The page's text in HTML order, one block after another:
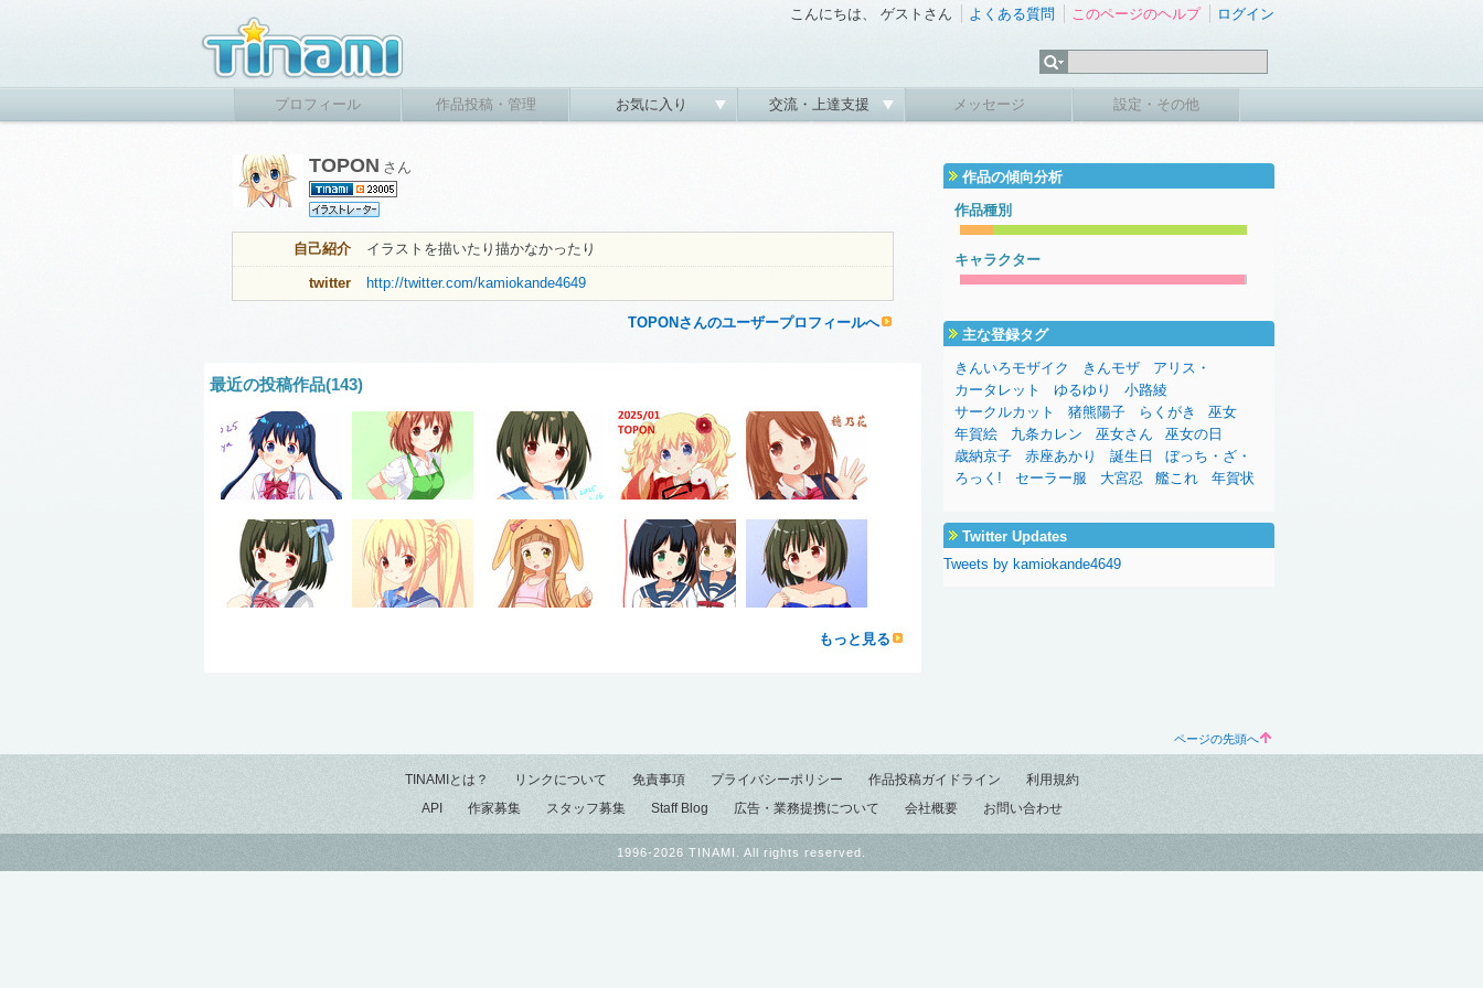
こんにちは、 ゲストさん よくある質問 このページのヘルプ ログイン
プロフィール 作品投稿・管理 お気に入り 交流・上達支援 メッセージ 設定・その他
TOPON さん
自己紹介 イラストを描いたり描かなかったり
twitter http://twitter.com/kamiokande4649
TOPONさんのユーザープロフィールへ
最近の投稿作品(143)
もっと見る
作品の傾向分析
作品種別
キャラクター
主な登録タグ
きんいろモザイク
きんモザ
アリス・
カータレット
ゆるゆり
小路綾
サークルカット
猪熊陽子 らくがき
巫女
年賀絵
九条カレン 巫女さん
巫女の日
歳納京子
赤座あかり 誕生日
ぼっち・ざ・
ろっく!
セーラー服 大宮忍 艦これ 年賀状
Twitter Updates
Tweets by kamiokande4649
ページの先頭へ
TINAMIとは？ リンクについて 免責事項 プライバシーポリシー 作品投稿ガイドライン
利用規約
API
作家募集 スタッフ募集 Staff Blog 広告・業務提携について 会社概要 お問い合わせ
1996-2026 TINAMI. All rights reserved.